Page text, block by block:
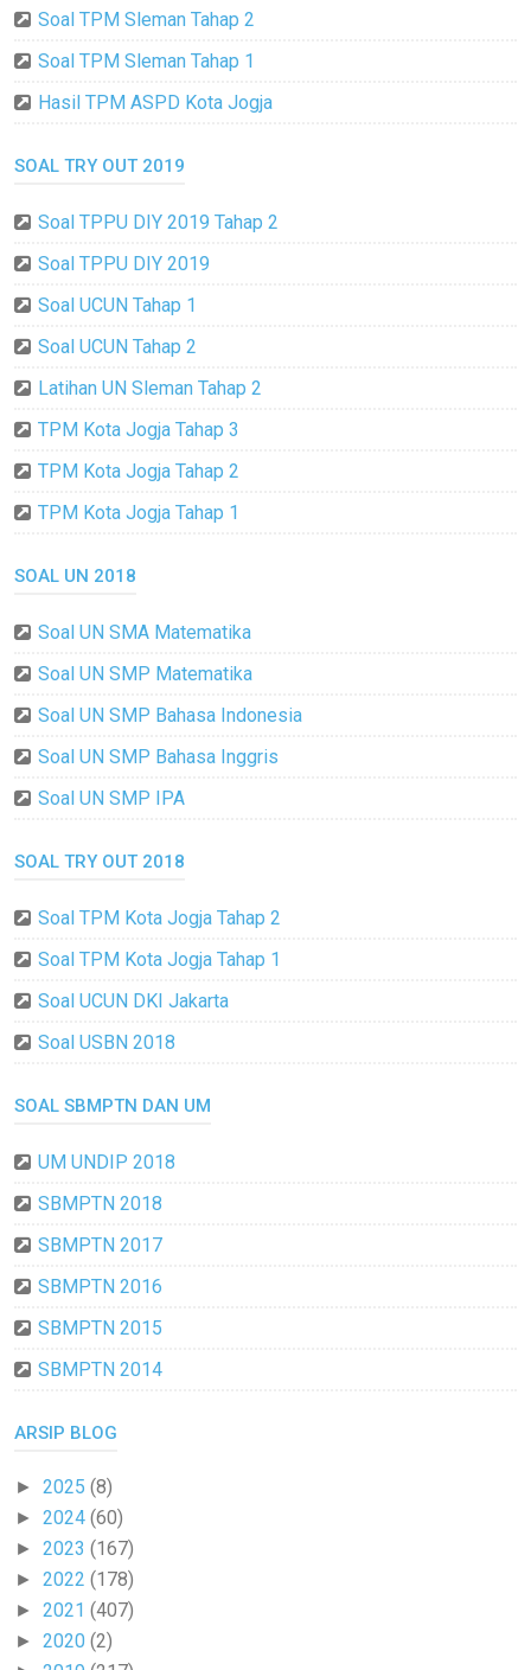
Soal TPM Sleman Tahap 2
Soal TPM Sleman Tahap 1
Hasil TPM ASPD Kota Jogja
SOAL TRY OUT 2019
Soal TPPU DIY 2019 Tahap 2
Soal TPPU DIY 2019
Soal UCUN Tahap 1
Soal UCUN Tahap 2
Latihan UN Sleman Tahap 2
TPM Kota Jogja Tahap 3
TPM Kota Jogja Tahap 2
TPM Kota Jogja Tahap 1
SOAL UN 2018
Soal UN SMA Matematika
Soal UN SMP Matematika
Soal UN SMP Bahasa Indonesia
Soal UN SMP Bahasa Inggris
Soal UN SMP IPA
SOAL TRY OUT 2018
Soal TPM Kota Jogja Tahap 2
Soal TPM Kota Jogja Tahap 1
Soal UCUN DKI Jakarta
Soal USBN 2018
SOAL SBMPTN DAN UM
UM UNDIP 2018
SBMPTN 2018
SBMPTN 2017
SBMPTN 2016
SBMPTN 2015
SBMPTN 2014
ARSIP BLOG
► 2025 (8)
► 2024 (60)
► 2023 (167)
► 2022 (178)
► 2021 (407)
► 2020 (2)